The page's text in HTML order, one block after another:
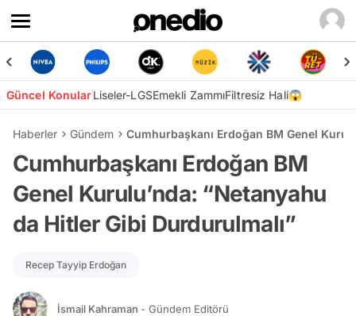
Güncel KonularLiseler-LGSEmekli ZammıFiltresiz Hali😱
Haberler Gündem Cumhurbaşkanı Erdoğan BM Genel
Cumhurbaşkanı Erdoğan BM
Genel Kurulu’nda: “Netanyahu
da Hitler Gibi Durdurulmalı”
Recep Tayyip Erdoğan
İsmail Kahraman - Gündem Editörü